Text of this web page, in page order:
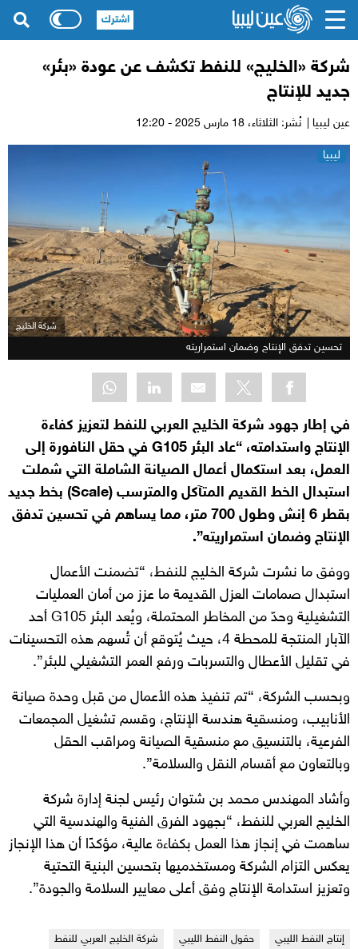
شركة «الخليج» للنفط تكشف عن عودة «بئر»
جديد للإنتاج
عين ليبيا | نُشر: الثلاثاء،
ليبيا
شركة الخليج
تحسين تدفق الإنتاج وضمان استمراريته
في إطار جهود شركة الخليج العربي للنفط لتعزيز كفاءة
الإنتاج واستدامته، “عاد البئر G105 في حقل النافورة إلى
العمل، بعد استكمال أعمال الصيانة الشاملة التي شملت
استبدال الخط القديم المتآكل والمترسب (Scale) بخط جديد
بقطر 6 إنش وطول 700 متر، مما يساهم في تحسين تدفق
الإنتاج وضمان استمراريته”.
ووفق ما نشرت شركة الخليج للنفط، “تضمنت الأعمال
استبدال صمامات العزل القديمة ما عزز من أمان العمليات
التشغيلية وحدّ من المخاطر المحتملة، ويُعد البئر G105 أحد
الآبار المنتجة للمحطة 4، حيث يُتوقع أن تُسهم هذه التحسينات
في تقليل الأعطال والتسربات ورفع العمر التشغيلي للبئر”.
وبحسب الشركة، “تم تنفيذ هذه الأعمال من قبل وحدة صيانة
الأنابيب، ومنسقية هندسة الإنتاج، وقسم تشغيل المجمعات
الفرعية، بالتنسيق مع منسقية الصيانة ومراقب الحقل
وبالتعاون مع أقسام النقل والسلامة”.
وأشاد المهندس محمد بن شتوان رئيس لجنة إدارة شركة
الخليج العربي للنفط، “بجهود الفرق الفنية والهندسية التي
ساهمت في إنجاز هذا العمل بكفاءة عالية، مؤكدًا أن هذا الإنجاز
يعكس التزام الشركة ومستخدميها بتحسين البنية التحتية
وتعزيز استدامة الإنتاج وفق أعلى معايير السلامة والجودة”.
إنتاج النفط الليبي حقول النفط الليبي
شركة الخليج العربي للنفط
اشترك